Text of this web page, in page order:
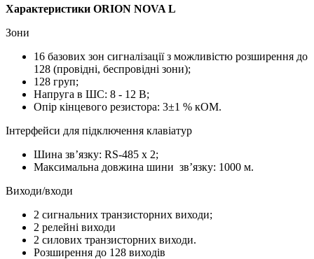
Характеристики ORION NOVA L
Зони
16 базових зон сигналізації з можливістю розширення до
128 (провідні, беспровідні зони);
128 груп;
Напруга в ШС: 8 - 12 В;
Опір кінцевого резистора: 3±1 % кОМ.
Інтерфейси для підключення клавіатур
Шина зв’язку: RS-485 х 2;
Максимальна довжина шини зв’язку: 1000 м.
Виходи/входи
2 сигнальних транзисторних виходи;
2 релейні виходи
2 силових транзисторних виходи.
Розширення до 128 виходів